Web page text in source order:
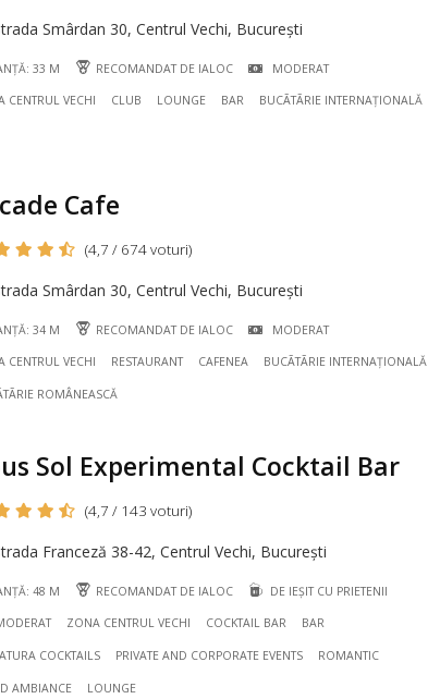
Smârdan 30, Centrul Vechi, București
33 M RECOMANDAT DE IALOC MODERAT
CENTRUL VECHI CLUB LOUNGE BAR BUCÃTÃRIE INTERNAȚIONALĂ
Cafe
(4,7 / 674 voturi)
Smârdan 30, Centrul Vechi, București
34 M RECOMANDAT DE IALOC MODERAT
CENTRUL VECHI RESTAURANT CAFENEA BUCÃTÃRIE INTERNAȚIONALĂ
ROMÂNEASCĂ
Sol Experimental Cocktail Bar
(4,7 / 143 voturi)
Franceză 38-42, Centrul Vechi, București
48 M RECOMANDAT DE IALOC DE IEȘIT CU PRIETENII
ZONA CENTRUL VECHI COCKTAIL BAR BAR
COCKTAILS PRIVATE AND CORPORATE EVENTS ROMANTIC
AMBIANCE LOUNGE